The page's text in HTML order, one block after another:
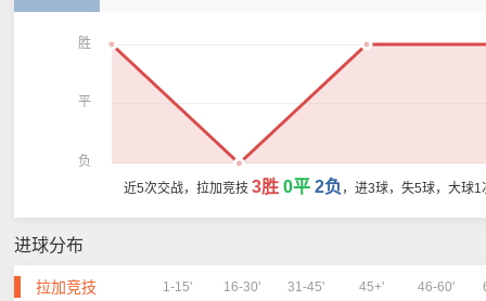
胜
平
负
近5次交战，拉加竞技 3胜 0平 2负 ，进3球，失5球，大球
进球分布
拉加竞技 1-15' 16-30' 31-45' 45+' 46-60'